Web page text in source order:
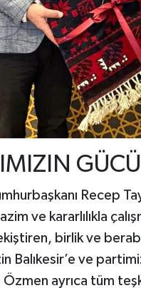
Recep
ve kararlılıkla
birlik ve
Balıkesir’e ve
ayrıca tüm